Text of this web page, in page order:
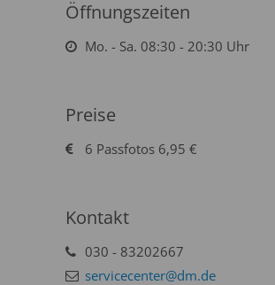
Öffnungszeiten
Mo. - Sa. 08:30 - 20:30 Uhr
Preise
6 Passfotos 6,95 €
Kontakt
030 - 83202667
servicecenter@dm.de